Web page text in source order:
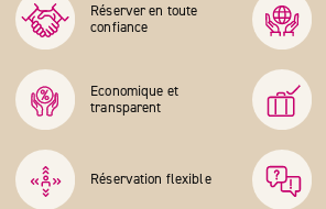
Réserver en toute
confiance
Economique et
transparent
Réservation flexible